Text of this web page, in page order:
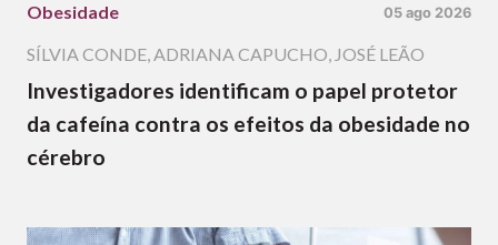
Obesidade 05 ago 2026
SÍLVIA CONDE,ADRIANA CAPUCHO, JOSÉ LEÃO
Investigadores identificam o papel protetor
da cafeína contra os efeitos da obesidade no
cérebro